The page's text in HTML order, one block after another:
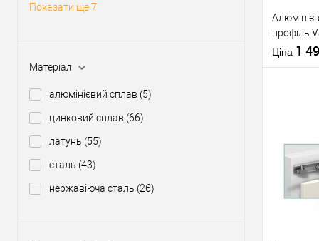
Показати ще 7
Матеріал
алюмінієвий сплав (5)
цинковий сплав (66)
латунь (55)
сталь (43)
нержавіюча сталь (26)
Тип товару
Матеріал
профіль
H2/200 2
Ціна 1
У